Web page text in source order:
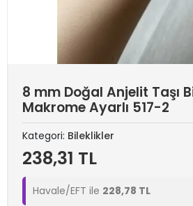
8 mm Doğal Anjelit Taşı
Makrome Ayarlı 517-2
Kategori: Bileklikler
238,31 TL
Havale/EFT ile 228,78 TL